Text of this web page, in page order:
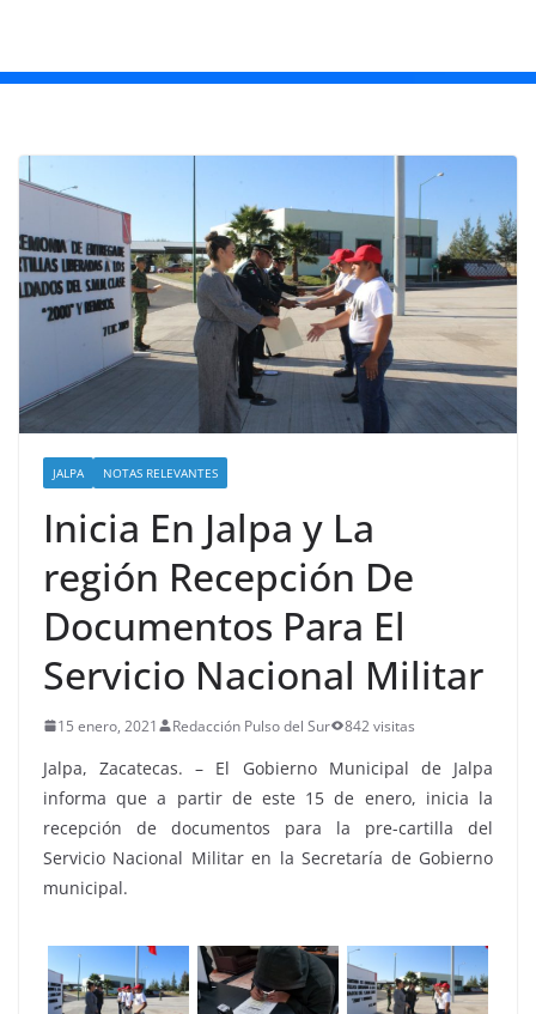
JALPA NOTAS RELEVANTES
Inicia En Jalpa y La
región Recepción De
Documentos Para El
Servicio Nacional Militar
15 enero, 2021 Redacción Pulso del Sur 842 visitas
Jalpa, Zacatecas. – El Gobierno Municipal de Jalpa
informa que a partir de este 15 de enero, inicia la
recepción de documentos para la pre-cartilla del
Servicio Nacional Militar en la Secretaría de Gobierno
municipal.